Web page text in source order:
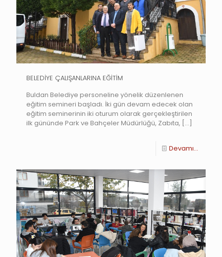
BELEDİYE ÇALIŞANLARINA EĞİTİM
Buldan Belediye personeline yönelik düzenlenen
eğitim semineri başladı. İki gün devam edecek olan
eğitim seminerinin iki oturum olarak gerçekleştirilen
ilk gününde Park ve Bahçeler Müdürlüğü, Zabıta, […]
Devamı...